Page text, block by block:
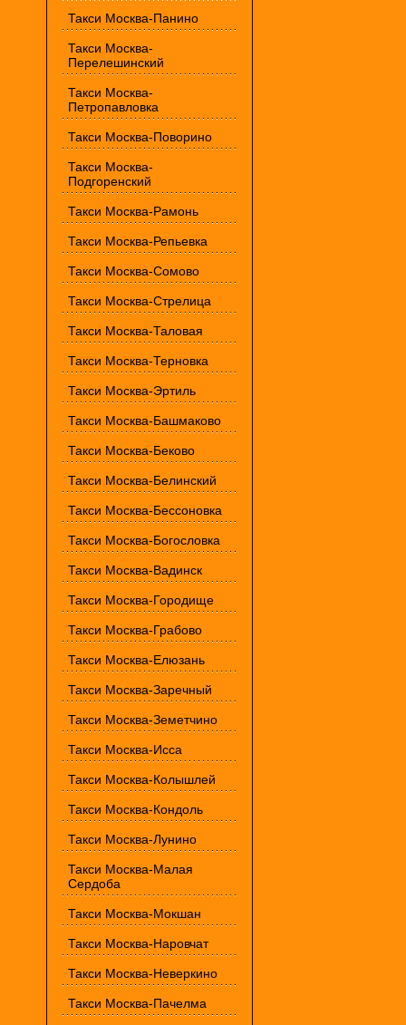
Такси Москва-Панино
Такси Москва-
Перелешинский
Такси Москва-
Петропавловка
Такси Москва-Поворино
Такси Москва-
Подгоренский
Такси Москва-Рамонь
Такси Москва-Репьевка
Такси Москва-Сомово
Такси Москва-Стрелица
Такси Москва-Таловая
Такси Москва-Терновка
Такси Москва-Эртиль
Такси Москва-Башмаково
Такси Москва-Беково
Такси Москва-Белинский
Такси Москва-Бессоновка
Такси Москва-Богословка
Такси Москва-Вадинск
Такси Москва-Городище
Такси Москва-Грабово
Такси Москва-Елюзань
Такси Москва-Заречный
Такси Москва-Земетчино
Такси Москва-Исса
Такси Москва-Колышлей
Такси Москва-Кондоль
Такси Москва-Лунино
Такси Москва-Малая
Сердоба
Такси Москва-Мокшан
Такси Москва-Наровчат
Такси Москва-Неверкино
Такси Москва-Пачелма